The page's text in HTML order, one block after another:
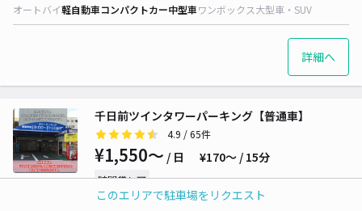
このエリアで駐車場をリクエスト
オートバイ軽自動車コンパクトカー中型車ワンボックス大型車・SUV
詳細へ
千日前ツインタワーパーキング【普通車】
4.9 / 65件
¥1,550〜 / 日 ¥170〜 / 15分
時間貸し可